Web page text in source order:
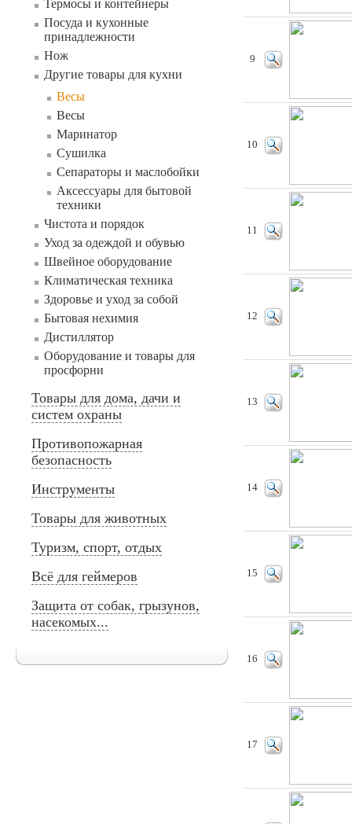
Термосы и контейнеры
Посуда и кухонные
принадлежности
Нож
Другие товары для кухни
Весы
Весы
Маринатор
Сушилка
Сепараторы и маслобойки
Аксессуары для бытовой
техники
Чистота и порядок
Уход за одеждой и обувью
Швейное оборудование
Климатическая техника
Здоровье и уход за собой
Бытовая нехимия
Дистиллятор
Оборудование и товары для
просфорни
Товары для дома, дачи и
систем охраны
Противопожарная
безопасность
Инструменты
Товары для животных
Туризм, спорт, отдых
Всё для геймеров
Защита от собак, грызунов,
насекомых...
9
10
11
12
13
14
15
16
17